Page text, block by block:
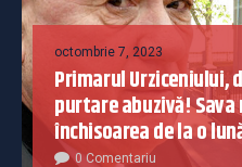
octombrie 7, 2023
Primarul Urziceniului,
purtare abuzivă! Sava
închisoarea de la o
0 Comentariu